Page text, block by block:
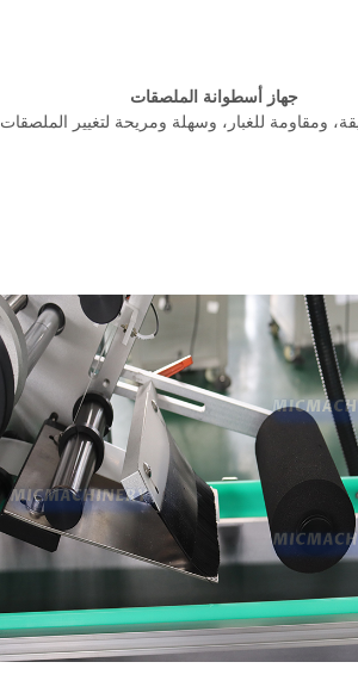
جهاز أسطوانة الملصقات